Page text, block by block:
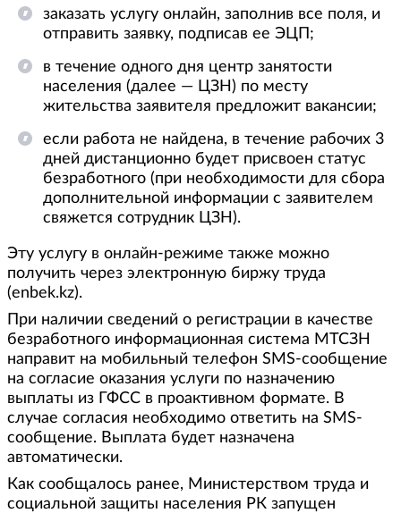
заказать услугу онлайн, заполнив все поля, и
отправить заявку, подписав ее ЭЦП;
в течение одного дня центр занятости
населения (далее — ЦЗН) по месту
жительства заявителя предложит вакансии;
если работа не найдена, в течение рабочих 3
дней дистанционно будет присвоен статус
безработного (при необходимости для сбора
дополнительной информации с заявителем
свяжется сотрудник ЦЗН).
Эту услугу в онлайн-режиме также можно
получить через электронную биржу труда
(enbek.kz).
При наличии сведений о регистрации в качестве
безработного информационная система МТСЗН
направит на мобильный телефон SMS-сообщение
на согласие оказания услуги по назначению
выплаты из ГФСС в проактивном формате. В
случае согласия необходимо ответить на SMS-
сообщение. Выплата будет назначена
автоматически.
Как сообщалось ранее, Министерством труда и
социальной защиты населения РК запущен